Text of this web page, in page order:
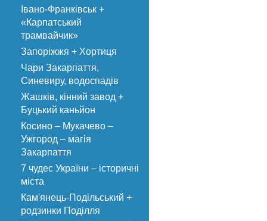
Івано-Франківськ +
«Карпатський
трамвайчик»
Запоріжжя + Хортиця
Чари Закарпаття,
Синевиру, водоспадів
Жашків, кінний завод +
Буцький каньйон
Косино – Мукачево –
Ужгород – магія
Закарпаття
7 чудес України – історичні
міста
Кам'янець-Подільський +
родзинки Поділля